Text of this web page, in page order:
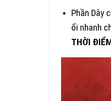
Phần Dây
ổi nhanh
THỜI